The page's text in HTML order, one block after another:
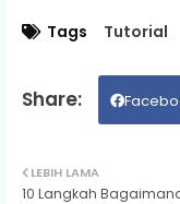
Tags Tutorial
LEBIH LAMA
10 Langkah